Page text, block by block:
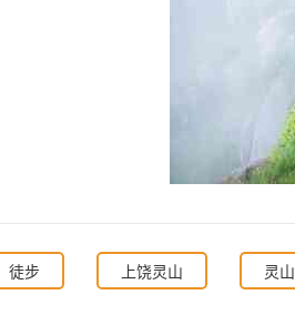
徒步 上饶灵山 灵山